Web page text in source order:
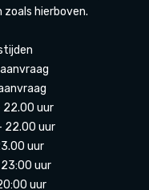
zoals hierboven.
22.00 uur
22.00 uur
uur
uur
uur